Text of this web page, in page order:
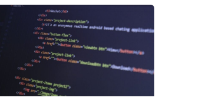
ПОЛЕЗНЫХ
ИНСТРУМЕНТОВ
ДЛЯ
РАБОТЫ